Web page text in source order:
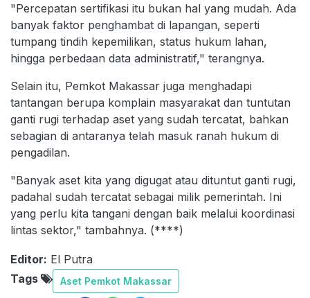
"Percepatan sertifikasi itu bukan hal yang mudah. Ada
banyak faktor penghambat di lapangan, seperti
tumpang tindih kepemilikan, status hukum lahan,
hingga perbedaan data administratif," terangnya.
Selain itu, Pemkot Makassar juga menghadapi
tantangan berupa komplain masyarakat dan tuntutan
ganti rugi terhadap aset yang sudah tercatat, bahkan
sebagian di antaranya telah masuk ranah hukum di
pengadilan.
"Banyak aset kita yang digugat atau dituntut ganti rugi,
padahal sudah tercatat sebagai milik pemerintah. Ini
yang perlu kita tangani dengan baik melalui koordinasi
lintas sektor," tambahnya. (****)
Editor: El Putra
Tags
Aset Pemkot Makassar